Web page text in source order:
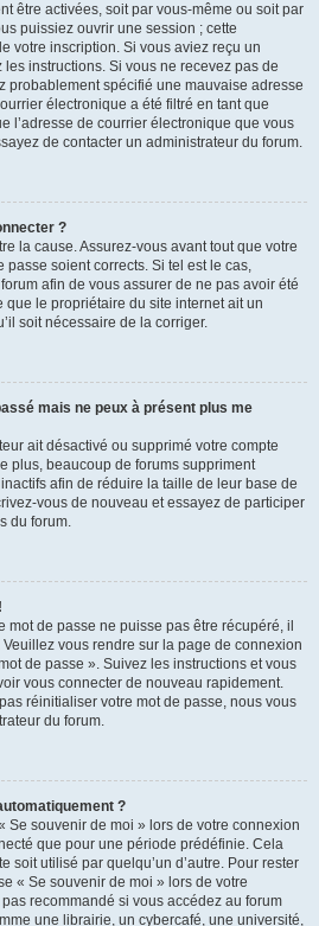
être activées, soit par vous-même ou soit par
puissiez ouvrir une session ; cette
votre inscription. Si vous aviez reçu un
instructions. Si vous ne recevez pas de
probablement spécifié une mauvaise adresse
électronique a été filtré en tant que
l’adresse de courrier électronique que vous
de contacter un administrateur du forum.
?
la cause. Assurez-vous avant tout que votre
passe soient corrects. Si tel est le cas,
afin de vous assurer de ne pas avoir été
que le propriétaire du site internet ait un
soit nécessaire de la corriger.
mais ne peux à présent plus me
ait désactivé ou supprimé votre compte
plus, beaucoup de forums suppriment
afin de réduire la taille de leur base de
vous de nouveau et essayez de participer
du forum.
mot de passe ne puisse pas être récupéré, il
vous rendre sur la page de connexion
de passe ». Suivez les instructions et vous
vous connecter de nouveau rapidement.
réinitialiser votre mot de passe, nous vous
du forum.
?
Se souvenir de moi » lors de votre connexion
que pour une période prédéfinie. Cela
soit utilisé par quelqu’un d’autre. Pour rester
« Se souvenir de moi » lors de votre
recommandé si vous accédez au forum
une librairie, un cybercafé, une université,